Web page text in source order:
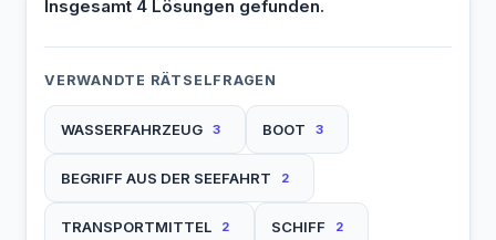
Insgesamt 4 Lösungen gefunden.
VERWANDTE RÄTSELFRAGEN
WASSERFAHRZEUG 3 BOOT 3
BEGRIFF AUS DER SEEFAHRT 2
TRANSPORTMITTEL 2 SCHIFF 2